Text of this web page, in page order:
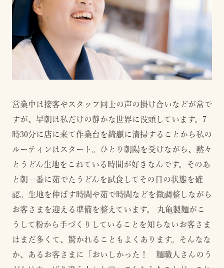
営業中は接客やスタッフ同士の声の掛け合いなどが常で
すが、早朝は私だけの静かな世界に没頭しています。7
時30分に店に来て作業台を綺麗に清掃することから私の
ルーティンはスタート。ひとり朝陽を受けながら、黙々
とうどん生地をこねている時間が好きなんです。そのあ
と朝一番に茹でたうどんを試食してその日の状態を確
認。生地を伸ばす時間や茹で時間などを微調整しながら
お客さまを迎える準備を整えています。 丸亀製麺がこ
うして粉から手づくりしていることを知らないお客さま
はまだ多くて、驚かれることもよくあります。そんなな
か、あるお客さまに「おいしかった！ 麺職人さんのう